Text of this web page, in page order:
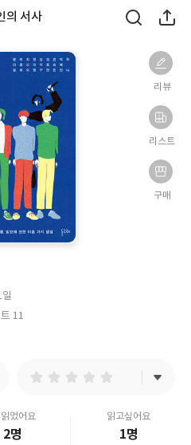
의 서사
리뷰
리스트
구매
11
었어요
2명
읽고싶어요
1명